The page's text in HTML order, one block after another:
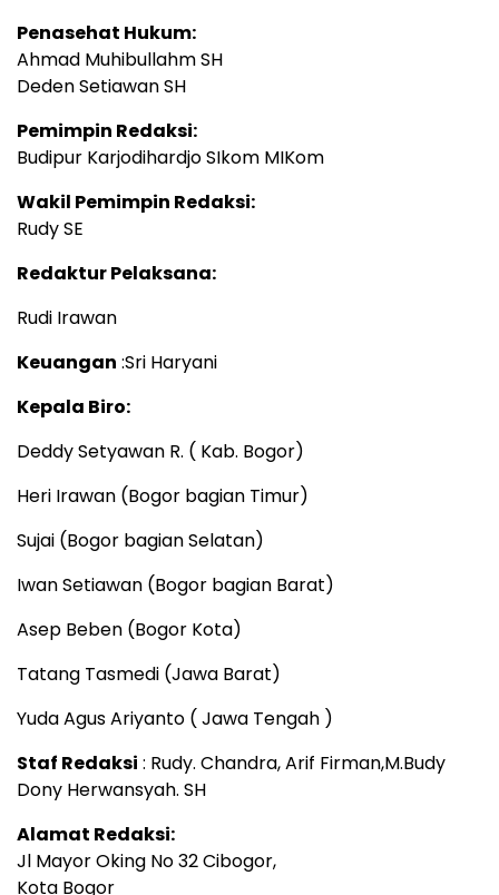
Penasehat Hukum:
Ahmad Muhibullahm SH
Deden Setiawan SH
Pemimpin Redaksi:
Budipur Karjodihardjo SIkom MIKom
Wakil Pemimpin Redaksi:
Rudy SE
Redaktur Pelaksana:
Rudi Irawan
Keuangan :Sri Haryani
Kepala Biro:
Deddy Setyawan R. ( Kab. Bogor)
Heri Irawan (Bogor bagian Timur)
Sujai (Bogor bagian Selatan)
Iwan Setiawan (Bogor bagian Barat)
Asep Beben (Bogor Kota)
Tatang Tasmedi (Jawa Barat)
Yuda Agus Ariyanto ( Jawa Tengah )
Staf Redaksi : Rudy. Chandra, Arif Firman,M.Budy
Dony Herwansyah. SH
Alamat Redaksi:
Jl Mayor Oking No 32 Cibogor,
Kota Bogor